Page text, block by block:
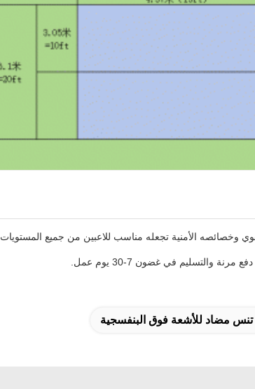
وخصائصه الأمنية تجعله مناسب للاعبين من جميع المستويات.
مضاد للأشعة فوق البنفسجية